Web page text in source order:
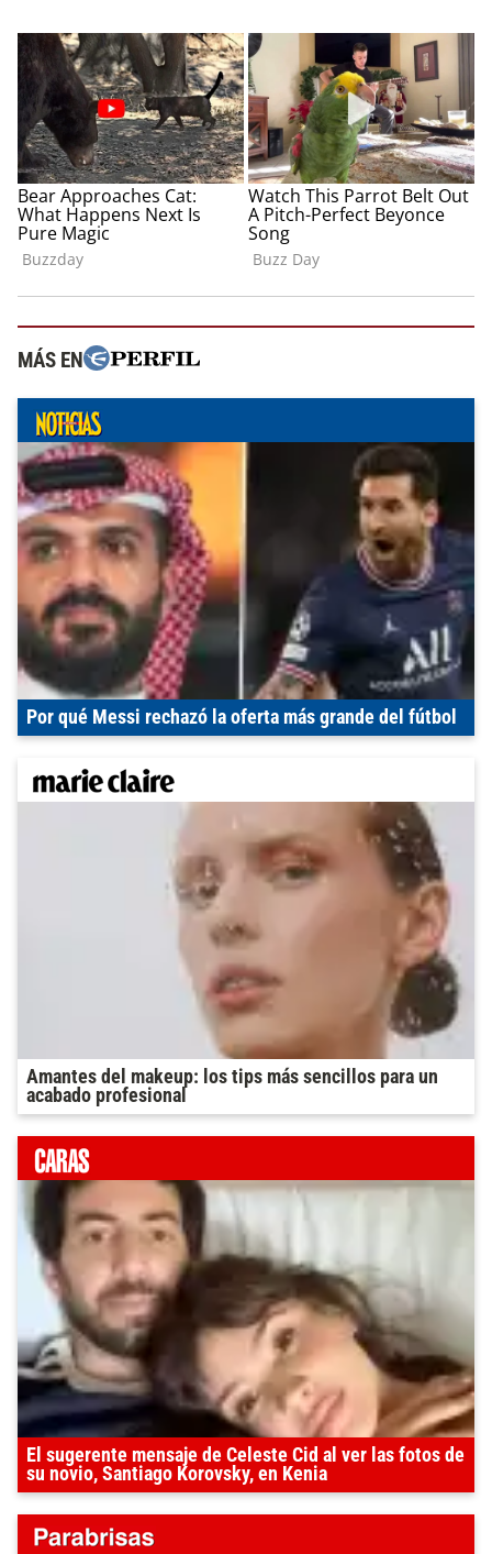
MÁS EN
Por qué Messi rechazó la oferta más grande del fútbol
Amantes del makeup: los tips más sencillos para un
acabado profesional
El sugerente mensaje de Celeste Cid al ver las fotos de
su novio, Santiago Korovsky, en Kenia